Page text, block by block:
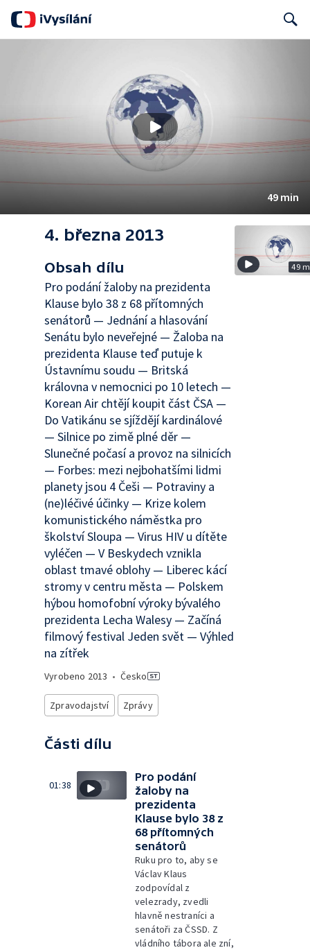
49 min
4. března 2013
Obsah dílu
Pro podání žaloby na prezidenta
Klause bylo 38 z 68 přítomných
senátorů — Jednání a hlasování
Senátu bylo neveřejné — Žaloba na
prezidenta Klause teď putuje k
Ústavnímu soudu — Britská
královna v nemocnici po 10 letech —
Korean Air chtějí koupit část ČSA —
Do Vatikánu se sjíždějí kardinálové
— Silnice po zimě plné děr —
Slunečné počasí a provoz na silnicích
— Forbes: mezi nejbohatšími lidmi
planety jsou 4 Češi — Potraviny a
(ne)léčivé účinky — Krize kolem
komunistického náměstka pro
školství Sloupa — Virus HIV u dítěte
vyléčen — V Beskydech vznikla
oblast tmavé oblohy — Liberec kácí
stromy v centru města — Polskem
hýbou homofobní výroky bývalého
prezidenta Lecha Walesy — Začíná
filmový festival Jeden svět — Výhled
na zítřek
Vyrobeno 2013 • Česko
Zpravodajství Zprávy
Části dílu
01:38
Pro podání
žaloby na
prezidenta
Klause bylo 38 z
68 přítomných
senátorů
Ruku pro to, aby se
Václav Klaus
zodpovídal z
velezrady, zvedli
hlavně nestraníci a
senátoři za ČSSD. Z
vládního tábora ale zní,
49